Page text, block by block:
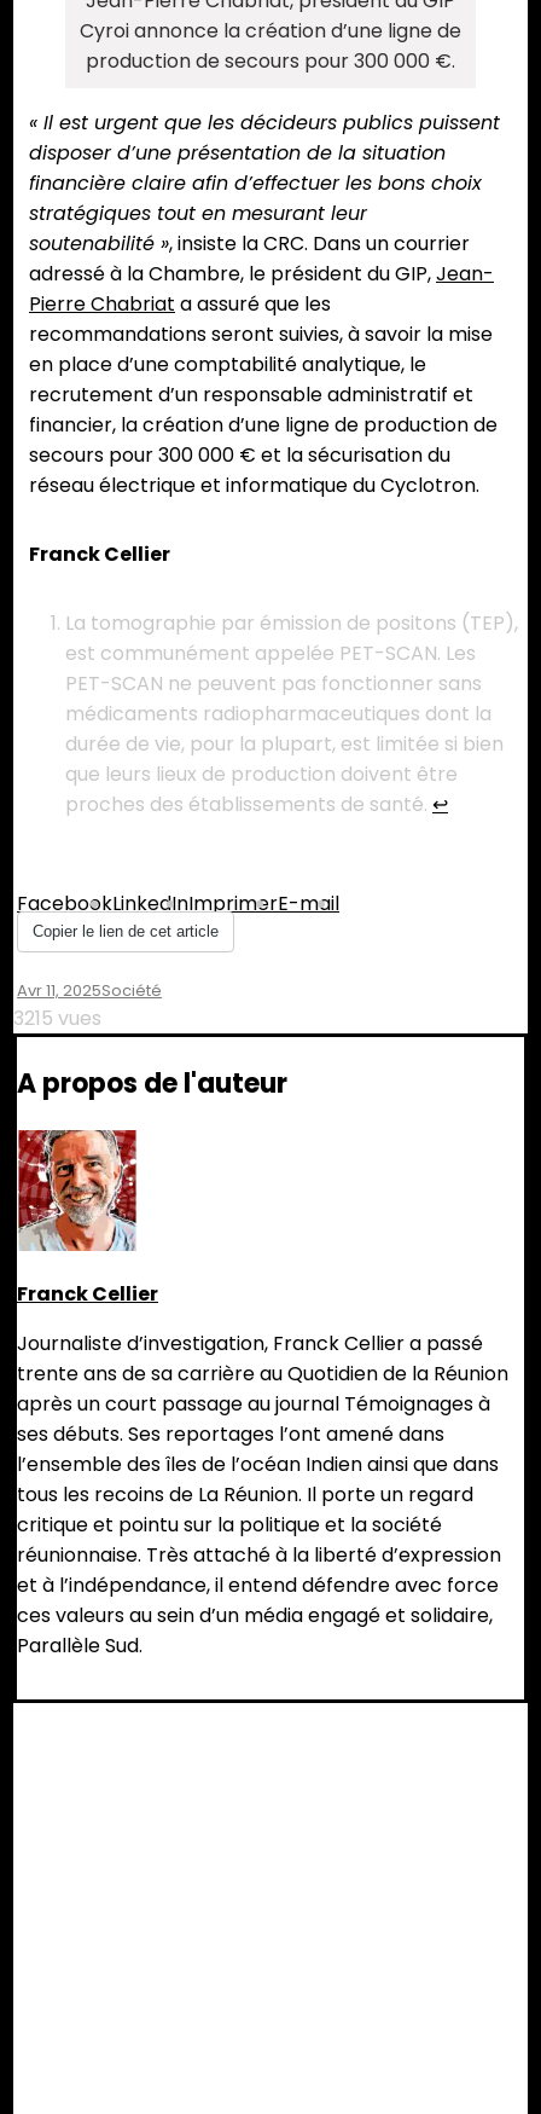
Cyroi annonce la création d’une ligne de
production de secours pour 300 000 €.
« Il est urgent que les décideurs publics puissent
disposer d’une présentation de la situation
financière claire afin d’effectuer les bons choix
stratégiques tout en mesurant leur
soutenabilité », insiste la CRC. Dans un courrier
adressé à la Chambre, le président du GIP,Jean-
Pierre Chabriat a assuré que les
recommandations seront suivies, à savoir la mise
en place d’une comptabilité analytique, le
recrutement d’un responsable administratif et
financier, la création d’une ligne de production de
secours pour 300 000 € et la sécurisation du
réseau électrique et informatique du Cyclotron.
Franck Cellier
La tomographie par émission de positons (TEP),
est communément appelée PET-SCAN. Les
PET-SCAN ne peuvent pas fonctionner sans
médicaments radiopharmaceutiques dont la
durée de vie, pour la plupart, est limitée si bien
que leurs lieux de production doivent être
proches des établissements de santé. ↩︎
FacebookLinkedInImprimerE-mail
Copier le lien de cet article
Avr 11, 2025Société
3215 vues
A propos de l'auteur
Franck Cellier
Journaliste d’investigation, Franck Cellier a passé
trente ans de sa carrière au Quotidien de la Réunion
après un court passage au journal Témoignages à
ses débuts. Ses reportages l’ont amené dans
l’ensemble des îles de l’océan Indien ainsi que dans
tous les recoins de La Réunion. Il porte un regard
critique et pointu sur la politique et la société
réunionnaise. Très attaché à la liberté d’expression
et à l’indépendance, il entend défendre avec force
ces valeurs au sein d’un média engagé et solidaire,
Parallèle Sud.